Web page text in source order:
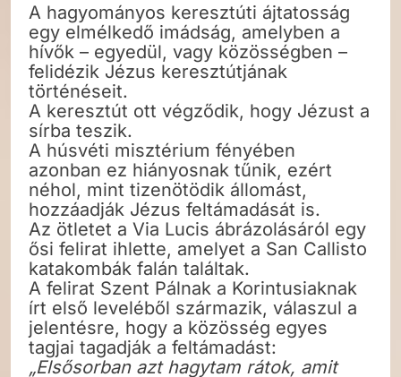
A hagyományos keresztúti ájtatosság
egy elmélkedő imádság, amelyben a
hívők – egyedül, vagy közösségben –
felidézik Jézus keresztútjának
történéseit.
A keresztút ott végződik, hogy Jézust a
sírba teszik.
A húsvéti misztérium fényében
azonban ez hiányosnak tűnik, ezért
néhol, mint tizenötödik állomást,
hozzáadják Jézus feltámadását is.
Az ötletet a Via Lucis ábrázolásáról egy
ősi felirat ihlette, amelyet a San Callisto
katakombák falán találtak.
A felirat Szent Pálnak a Korintusiaknak
írt első leveléből származik, válaszul a
jelentésre, hogy a közösség egyes
tagjai tagadják a feltámadást:
„Elsősorban azt hagytam rátok, amit